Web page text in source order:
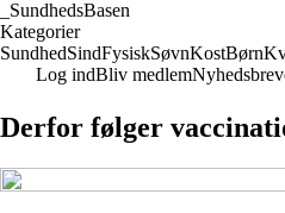
SundhedsBasen
Kategorier
SundhedSindFysiskSøvnKostBørn
Log indBliv medlem
Derfor følger